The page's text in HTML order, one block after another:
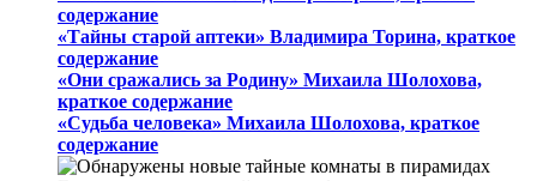
содержание
«Тайны старой аптеки» Владимира Торина, краткое
содержание
«Они сражались за Родину» Михаила Шолохова,
краткое содержание
«Судьба человека» Михаила Шолохова, краткое
содержание